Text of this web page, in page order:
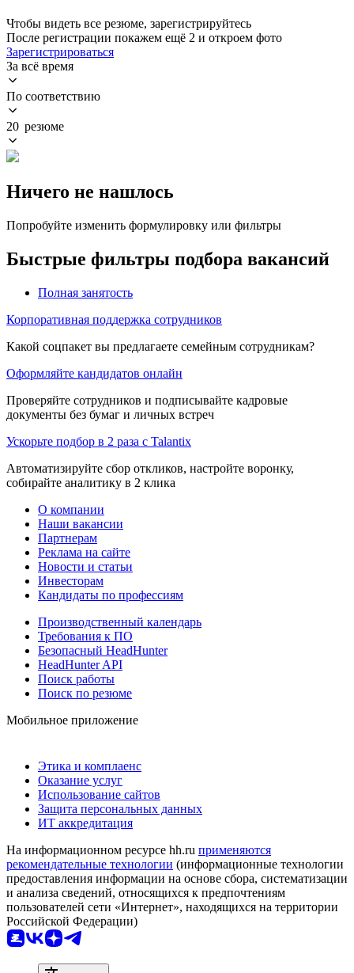
Чтобы видеть все резюме, зарегистрируйтесь
После регистрации покажем ещё 2 и откроем фото
Зарегистрироваться
За всё время
По соответствию
20 резюме
Ничего не нашлось
Попробуйте изменить формулировку или фильтры
Быстрые фильтры подбора вакансий
Полная занятость
Корпоративная поддержка сотрудников
Какой соцпакет вы предлагаете семейным сотрудникам?
Оформляйте кандидатов онлайн
Проверяйте сотрудников и подписывайте кадровые
документы без бумаг и личных встреч
Ускорьте подбор в 2 раза с Talantix
Автоматизируйте сбор откликов, настройте воронку,
собирайте аналитику в 2 клика
О компании
Наши вакансии
Партнерам
Реклама на сайте
Новости и статьи
Инвесторам
Кандидаты по профессиям
Производственный календарь
Требования к ПО
Безопасный HeadHunter
HeadHunter API
Поиск работы
Поиск по резюме
Мобильное приложение
Этика и комплаенс
Оказание услуг
Использование сайтов
Защита персональных данных
ИТ аккредитация
На информационном ресурсе hh.ru применяются
рекомендательные технологии (информационные технологии
предоставления информации на основе сбора, систематизации
и анализа сведений, относящихся к предпочтениям
пользователей сети «Интернет», находящихся на территории
Российской Федерации)